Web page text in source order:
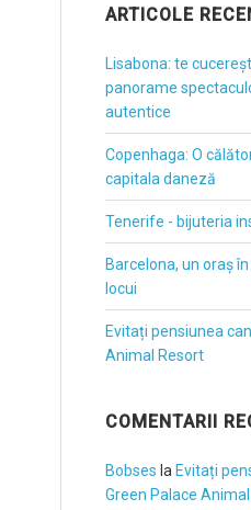
ARTICOLE
Lisabona: te
panorame
autentice
Copenhaga: O
capitala daneză
Tenerife - bijuteria
Barcelona, un oraș
locui
Evitați pensiunea
Animal Resort
COMENTARII
Bobses la Evitați
Green Palace